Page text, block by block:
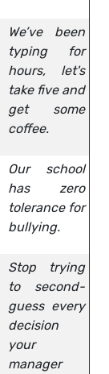
We’ve been
typing for
hours, let's
take five and
get some
coffee.
Our school
has zero
tolerance for
bullying.
Stop trying
to second-
guess every
decision
your
manager